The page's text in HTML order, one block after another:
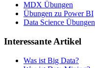
MDX Übungen
Übungen zu Power BI
Data Science Übungen
Interessante Artikel
Was ist Big Data?